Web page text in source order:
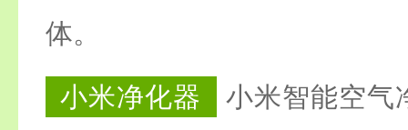
体。
小米净化器
小米智能空气